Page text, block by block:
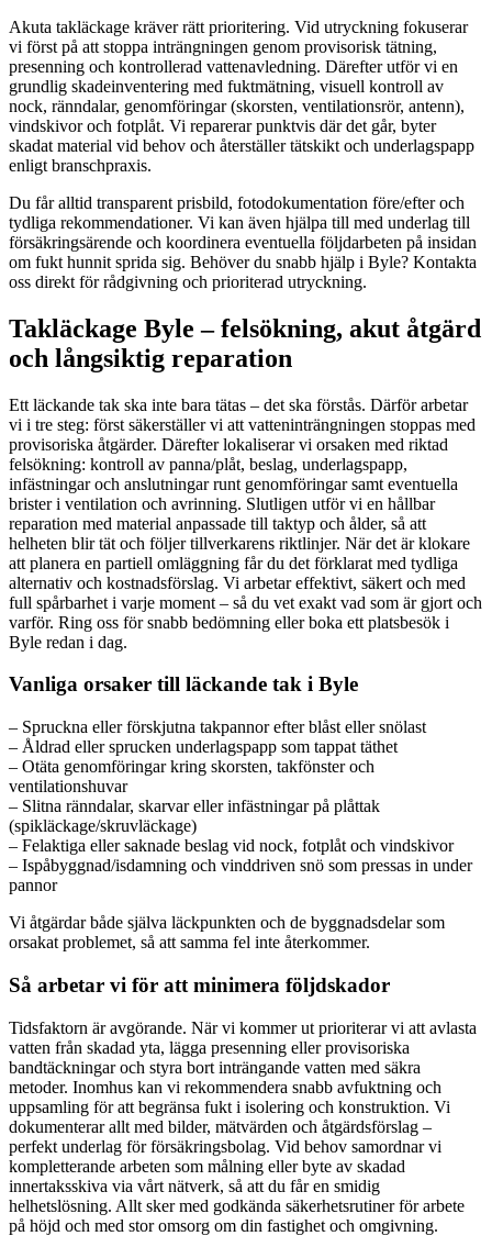
Akuta takläckage kräver rätt prioritering. Vid utryckning fokuserar
vi först på att stoppa inträngningen genom provisorisk tätning,
presenning och kontrollerad vattenavledning. Därefter utför vi en
grundlig skadeinventering med fuktmätning, visuell kontroll av
nock, ränndalar, genomföringar (skorsten, ventilationsrör, antenn),
vindskivor och fotplåt. Vi reparerar punktvis där det går, byter
skadat material vid behov och återställer tätskikt och underlagspapp
enligt branschpraxis.
Du får alltid transparent prisbild, fotodokumentation före/efter och
tydliga rekommendationer. Vi kan även hjälpa till med underlag till
försäkringsärende och koordinera eventuella följdarbeten på insidan
om fukt hunnit sprida sig. Behöver du snabb hjälp i Byle? Kontakta
oss direkt för rådgivning och prioriterad utryckning.
Takläckage Byle – felsökning, akut åtgärd
och långsiktig reparation
Ett läckande tak ska inte bara tätas – det ska förstås. Därför arbetar
vi i tre steg: först säkerställer vi att vatteninträngningen stoppas med
provisoriska åtgärder. Därefter lokaliserar vi orsaken med riktad
felsökning: kontroll av panna/plåt, beslag, underlagspapp,
infästningar och anslutningar runt genomföringar samt eventuella
brister i ventilation och avrinning. Slutligen utför vi en hållbar
reparation med material anpassade till taktyp och ålder, så att
helheten blir tät och följer tillverkarens riktlinjer. När det är klokare
att planera en partiell omläggning får du det förklarat med tydliga
alternativ och kostnadsförslag. Vi arbetar effektivt, säkert och med
full spårbarhet i varje moment – så du vet exakt vad som är gjort och
varför. Ring oss för snabb bedömning eller boka ett platsbesök i
Byle redan i dag.
Vanliga orsaker till läckande tak i Byle
– Spruckna eller förskjutna takpannor efter blåst eller snölast
– Åldrad eller sprucken underlagspapp som tappat täthet
– Otäta genomföringar kring skorsten, takfönster och
ventilationshuvar
– Slitna ränndalar, skarvar eller infästningar på plåttak
(spikläckage/skruvläckage)
– Felaktiga eller saknade beslag vid nock, fotplåt och vindskivor
– Ispåbyggnad/isdamning och vinddriven snö som pressas in under
pannor
Vi åtgärdar både själva läckpunkten och de byggnadsdelar som
orsakat problemet, så att samma fel inte återkommer.
Så arbetar vi för att minimera följdskador
Tidsfaktorn är avgörande. När vi kommer ut prioriterar vi att avlasta
vatten från skadad yta, lägga presenning eller provisoriska
bandtäckningar och styra bort inträngande vatten med säkra
metoder. Inomhus kan vi rekommendera snabb avfuktning och
uppsamling för att begränsa fukt i isolering och konstruktion. Vi
dokumenterar allt med bilder, mätvärden och åtgärdsförslag –
perfekt underlag för försäkringsbolag. Vid behov samordnar vi
kompletterande arbeten som målning eller byte av skadad
innertaksskiva via vårt nätverk, så att du får en smidig
helhetslösning. Allt sker med godkända säkerhetsrutiner för arbete
på höjd och med stor omsorg om din fastighet och omgivning.